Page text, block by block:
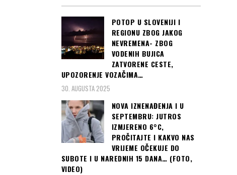
POTOP U SLOVENIJI I
REGIONU ZBOG JAKOG
NEVREMENA- ZBOG
VODENIH BUJICA
ZATVORENE CESTE,
UPOZORENJE VOZAČIMA…
30. AUGUSTA 2025
NOVA IZNENAĐENJA I U
SEPTEMBRU: JUTROS
IZMJERENO 6°C,
PROČITAJTE I KAKVO NAS
VRIJEME OČEKUJE DO
SUBOTE I U NAREDNIH 15 DANA… (FOTO,
VIDEO)